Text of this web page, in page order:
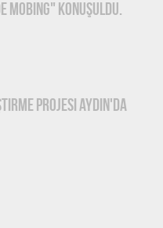
Mobing" konuşuldu.
Projesi Aydın'da